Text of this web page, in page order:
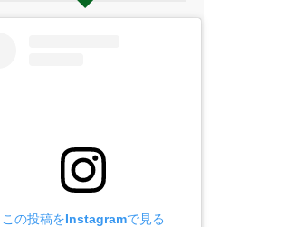
この投稿をInstagramで見る